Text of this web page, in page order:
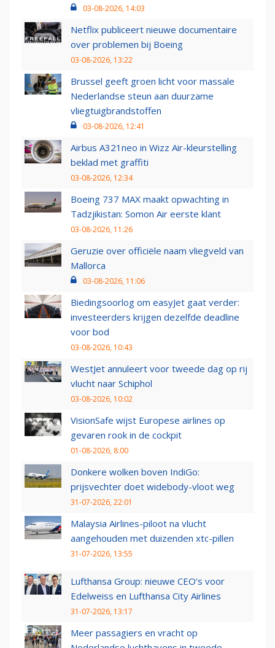
03-08-2026, 14:03
Netflix publiceert nieuwe documentaire
over problemen bij Boeing
03-08-2026, 13:22
Brussel geeft groen licht voor massale
Nederlandse steun aan duurzame
vliegtuigbrandstoffen
03-08-2026, 12:41
Airbus A321neo in Wizz Air-kleurstelling
beklad met graffiti
03-08-2026, 12:34
Boeing 737 MAX maakt opwachting in
Tadzjikistan: Somon Air eerste klant
03-08-2026, 11:26
Geruzie over officiële naam vliegveld van
Mallorca
03-08-2026, 11:06
Biedingsoorlog om easyJet gaat verder:
investeerders krijgen dezelfde deadline
voor bod
03-08-2026, 10:43
WestJet annuleert voor tweede dag op rij
vlucht naar Schiphol
03-08-2026, 10:02
VisionSafe wijst Europese airlines op
gevaren rook in de cockpit
01-08-2026, 8:00
Donkere wolken boven IndiGo:
prijsvechter doet widebody-vloot weg
31-07-2026, 22:01
Malaysia Airlines-piloot na vlucht
aangehouden met duizenden xtc-pillen
31-07-2026, 13:55
Lufthansa Group: nieuwe CEO’s voor
Edelweiss en Lufthansa City Airlines
31-07-2026, 13:17
Meer passagiers en vracht op